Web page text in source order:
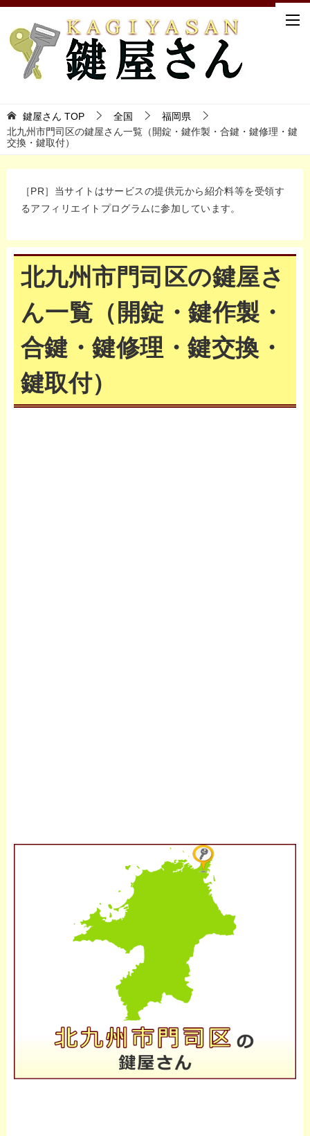
鍵屋さん TOP 全国
福岡県
北九州市門司区の鍵屋さん一覧（開錠・鍵作製・合鍵・鍵修理・鍵
交換・鍵取付）
［PR］当サイトはサービスの提供元から紹介料等を受領す
るアフィリエイトプログラムに参加しています。
北九州市門司区の鍵屋さ
ん一覧（開錠・鍵作製・
合鍵・鍵修理・鍵交換・
鍵取付）